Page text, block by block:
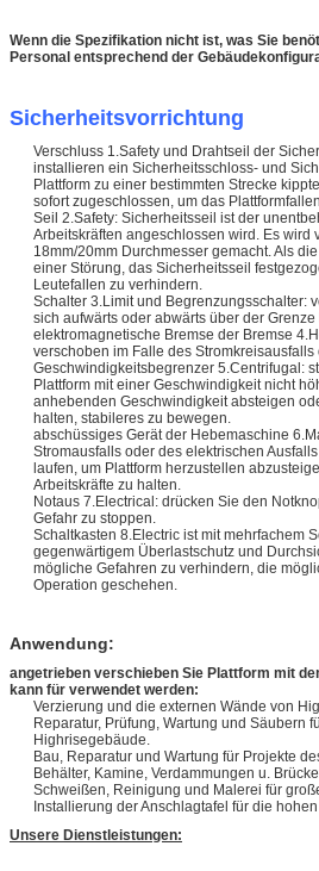
Wenn die Spezifikation nicht ist, was Sie
Personal entsprechend der
Sicherheitsvorrichtung
Verschluss 1.Safety und Drahtseil der
installieren ein Sicherheitsschloss- und
Plattform zu einer bestimmten Strecke
sofort zugeschlossen, um das
Seil 2.Safety: Sicherheitsseil ist der
Arbeitskräften angeschlossen wird. Es wird
18mm/20mm Durchmesser gemacht. Als
einer Störung, das Sicherheitsseil
Leutefallen zu verhindern.
Schalter 3.Limit und Begrenzungsschalter:
sich aufwärts oder abwärts über der
elektromagnetische Bremse der Bremse
verschoben im Falle des
Geschwindigkeitsbegrenzer 5.Centrifugal:
Plattform mit einer Geschwindigkeit nicht
anhebenden Geschwindigkeit absteigen
halten, stabileres zu bewegen.
abschüssiges Gerät der Hebemaschine
Stromausfalls oder des elektrischen
laufen, um Plattform herzustellen
Arbeitskräfte zu halten.
Notaus 7.Electrical: drücken Sie den
Gefahr zu stoppen.
Schaltkasten 8.Electric ist mit mehrfachem
gegenwärtigem Überlastschutz und
mögliche Gefahren zu verhindern, die
Operation geschehen.
Anwendung:
angetrieben verschieben Sie Plattform mit
kann für verwendet werden:
Verzierung und die externen Wände von
Reparatur, Prüfung, Wartung und Säubern
Highrisegebäude.
Bau, Reparatur und Wartung für Projekte
Behälter, Kamine, Verdammungen u.
Schweißen, Reinigung und Malerei für
Installierung der Anschlagtafel für die
Unsere Dienstleistungen: